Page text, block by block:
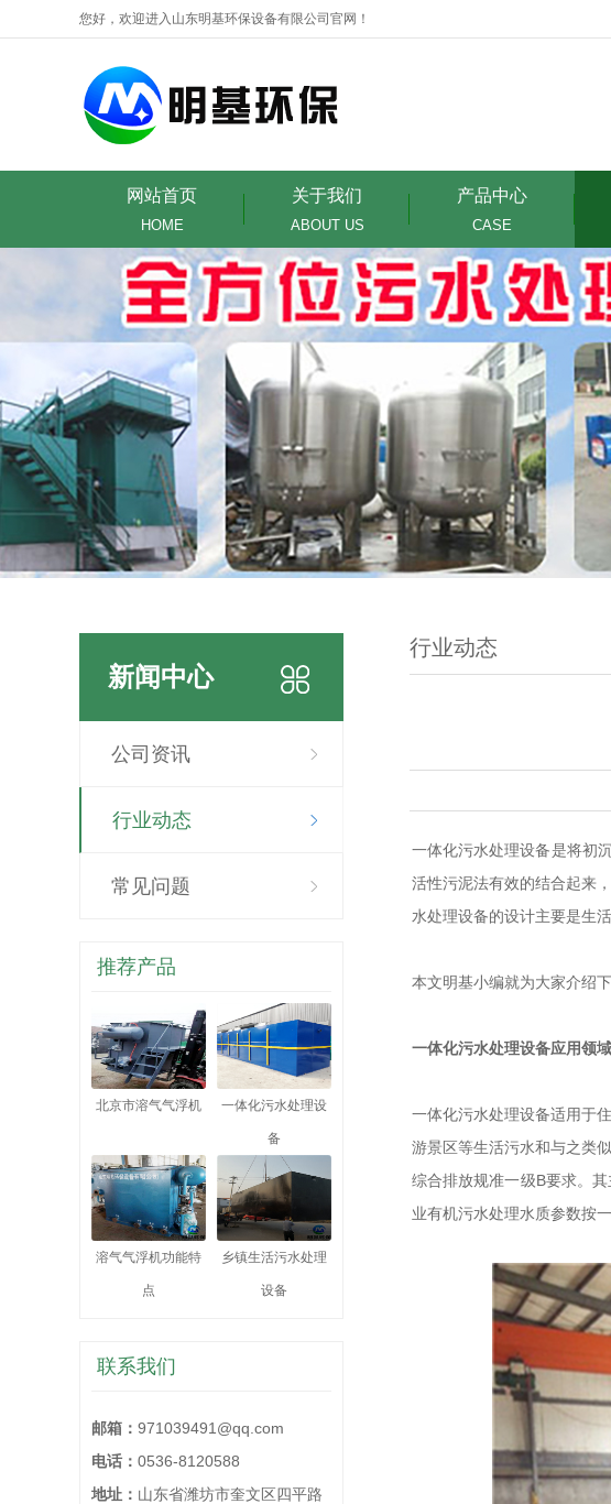
您好，欢迎进入山东明基环保设备有限公司官网！
网站首页
HOME
关于我们
ABOUT US
产品中心
CASE
新闻中心
公司资讯
行业动态
常见问题
推荐产品
北京市溶气气浮机 一体化污水处理设
备
溶气气浮机功能特
点
乡镇生活污水处理
设备
联系我们
邮箱： 971039491@qq.com
电话： 0536-8120588
地址： 山东省潍坊市奎文区四平路
行业动态
一体化污水处理设备是将初
活性污泥法有效的结合起来
水处理设备的设计主要是生
本文明基小编就为大家介绍下
一体化污水处理设备应用领域
一体化污水处理设备适用于
游景区等生活污水和与之类
综合排放规准一级B要求。
业有机污水处理水质参数按